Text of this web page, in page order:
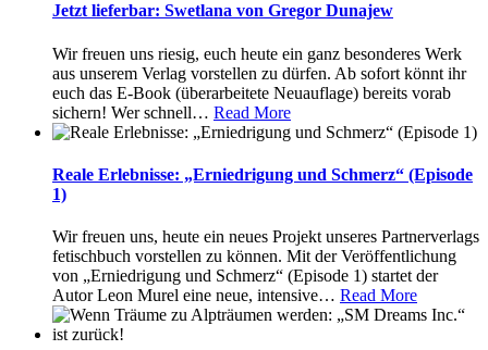
Jetzt lieferbar: Swetlana von Gregor Dunajew
Wir freuen uns riesig, euch heute ein ganz besonderes Werk
aus unserem Verlag vorstellen zu dürfen. Ab sofort könnt ihr
euch das E-Book (überarbeitete Neuauflage) bereits vorab
sichern! Wer schnell… Read More
Reale Erlebnisse: „Erniedrigung und Schmerz“ (Episode
1)
Wir freuen uns, heute ein neues Projekt unseres Partnerverlags
fetischbuch vorstellen zu können. Mit der Veröffentlichung
von „Erniedrigung und Schmerz“ (Episode 1) startet der
Autor Leon Murel eine neue, intensive… Read More